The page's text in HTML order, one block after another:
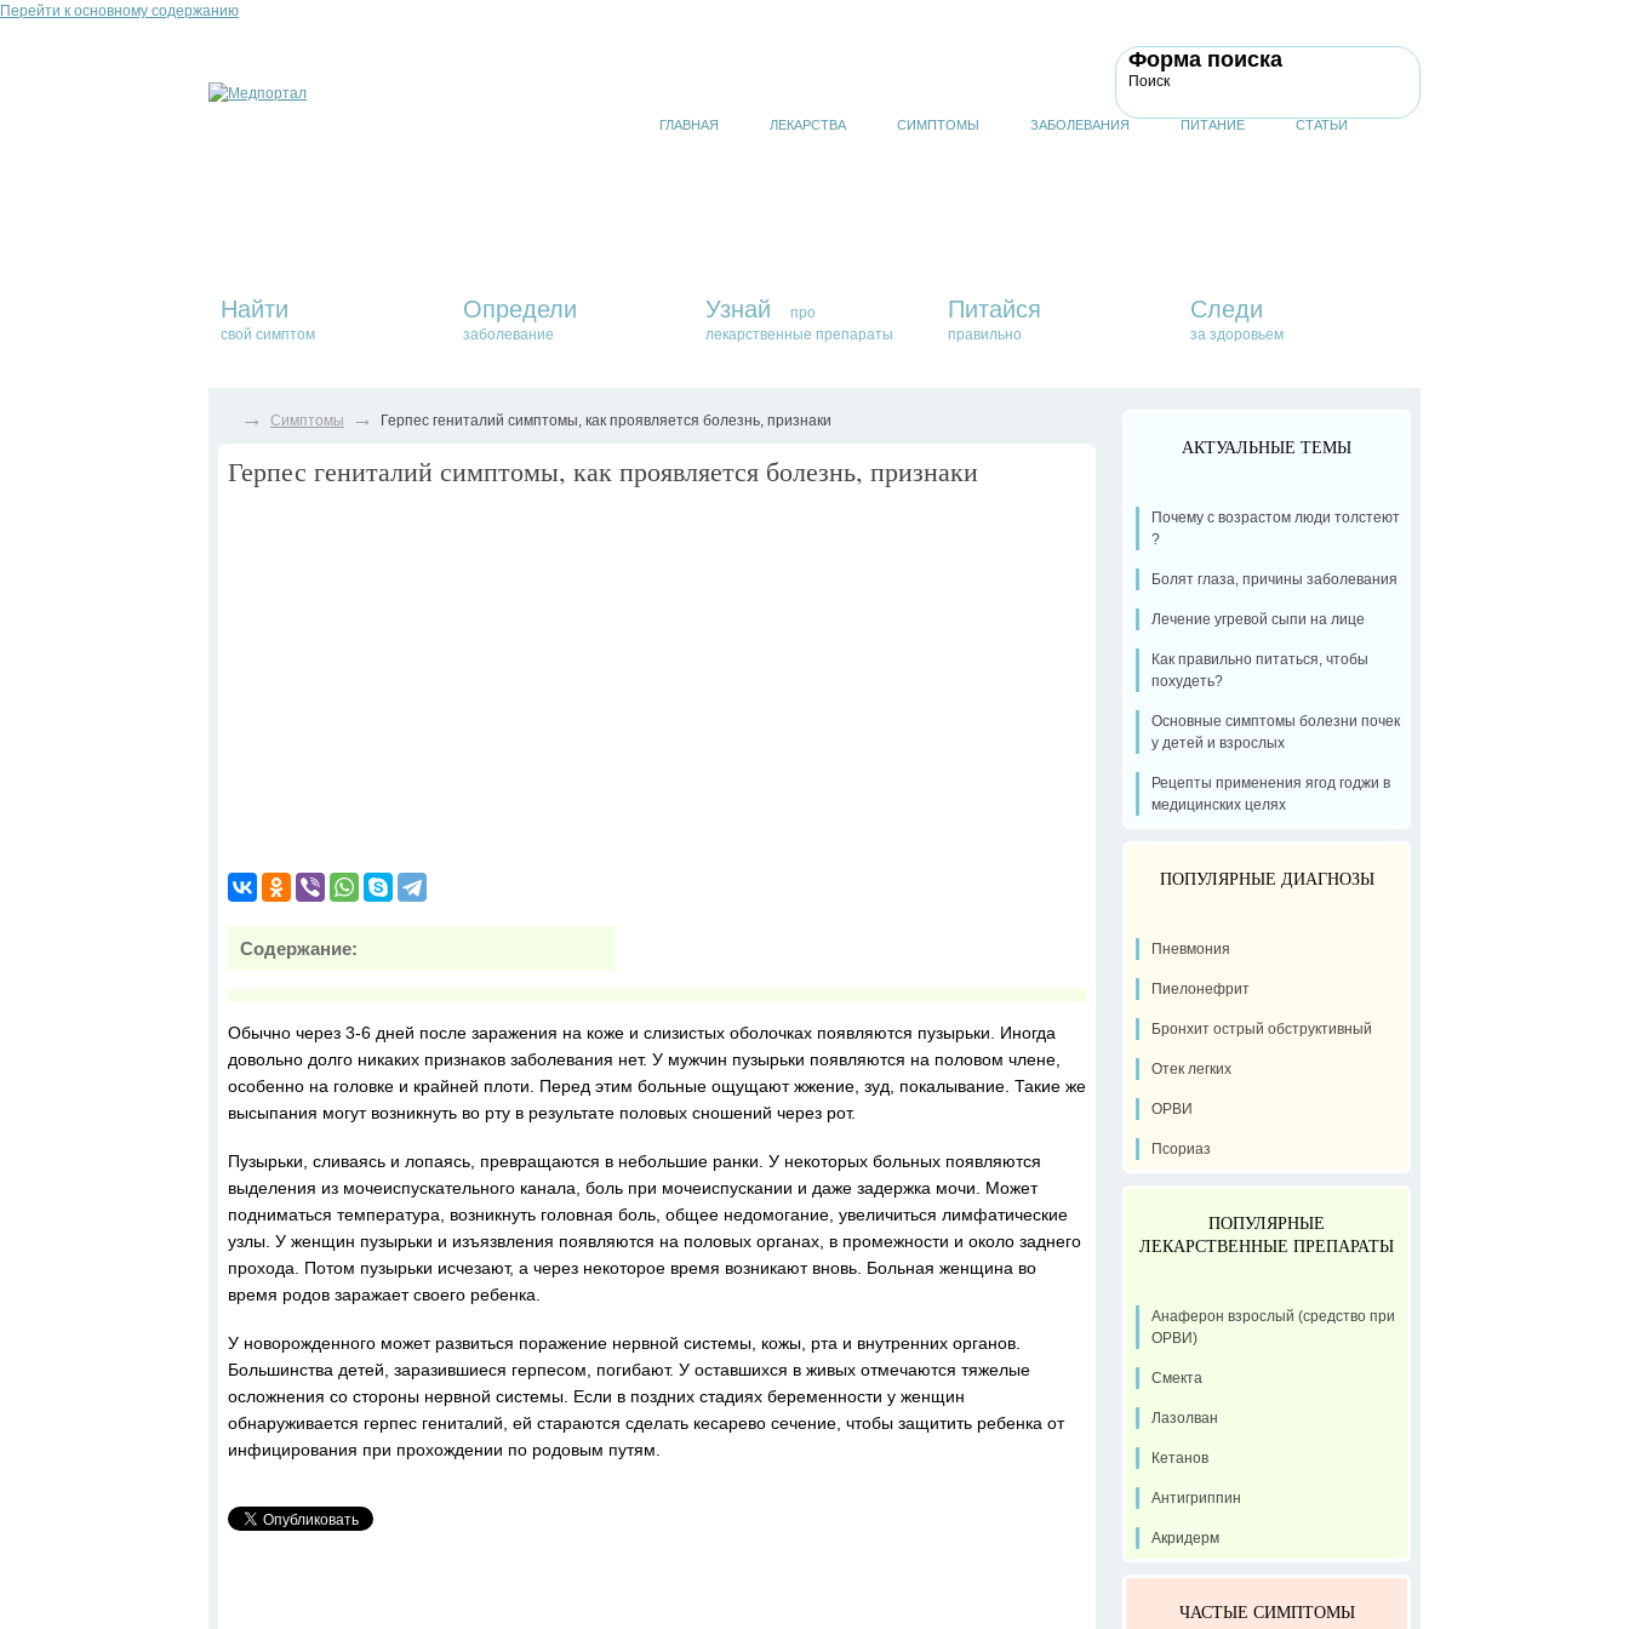
Перейти к основному содержанию
Форма поиска
Поиск
ГЛАВНАЯ ЛЕКАРСТВА СИМПТОМЫ ЗАБОЛЕВАНИЯ ПИТАНИЕ СТАТЬИ
Найти
свой симптом
Определи
заболевание
Узнай
про
лекарственные препараты
Питайся
правильно
Следи
за здоровьем
→ Симптомы → Герпес гениталий симптомы, как проявляется болезнь, признаки
Герпес гениталий симптомы, как проявляется болезнь, признаки
Содержание:
Обычно через 3-6 дней после заражения на коже и слизистых оболочках появляются пузырьки. Иногда
довольно долго никаких признаков заболевания нет. У мужчин пузырьки появляются на половом члене,
особенно на головке и крайней плоти. Перед этим больные ощущают жжение, зуд, покалывание. Такие же
высыпания могут возникнуть во рту в результате половых сношений через рот.
Пузырьки, сливаясь и лопаясь, превращаются в небольшие ранки. У некоторых больных появляются
выделения из мочеиспускательного канала, боль при мочеиспускании и даже задержка мочи. Может
подниматься температура, возникнуть головная боль, общее недомогание, увеличиться лимфатические
узлы. У женщин пузырьки и изъязвления появляются на половых органах, в промежности и около заднего
прохода. Потом пузырьки исчезают, а через некоторое время возникают вновь. Больная женщина во
время родов заражает своего ребенка.
У новорожденного может развиться поражение нервной системы, кожы, рта и внутренних органов.
Большинства детей, заразившиеся герпесом, погибают. У оставшихся в живых отмечаются тяжелые
осложнения со стороны нервной системы. Если в поздних стадиях беременности у женщин
обнаруживается герпес гениталий, ей стараются сделать кесарево сечение, чтобы защитить ребенка от
инфицирования при прохождении по родовым путям.
АКТУАЛЬНЫЕ ТЕМЫ
Почему с возрастом люди толстеют
?
Болят глаза, причины заболевания
Лечение угревой сыпи на лице
Как правильно питаться, чтобы
похудеть?
Основные симптомы болезни почек
у детей и взрослых
Рецепты применения ягод годжи в
медицинских целях
ПОПУЛЯРНЫЕ ДИАГНОЗЫ
Пневмония
Пиелонефрит
Бронхит острый обструктивный
Отек легких
ОРВИ
Псориаз
ПОПУЛЯРНЫЕ
ЛЕКАРСТВЕННЫЕ ПРЕПАРАТЫ
Анаферон взрослый (средство при
ОРВИ)
Смекта
Лазолван
Кетанов
Антигриппин
Акридерм
ЧАСТЫЕ СИМПТОМЫ